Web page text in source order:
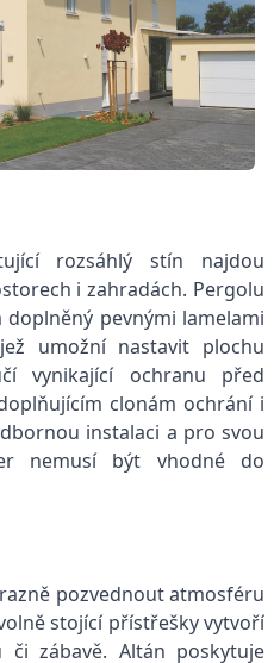
rozsáhlý stín najdou
i zahradách. Pergolu
pevnými lamelami
umožní nastavit plochu
vynikající ochranu před
clonám ochrání i
instalaci a pro svou
nemusí být vhodné do
pozvednout atmosféru
stojící přístřešky vytvoří
zábavě. Altán poskytuje